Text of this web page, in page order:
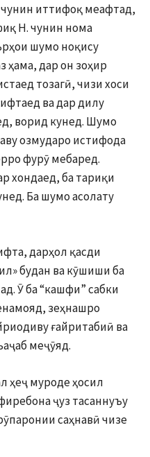
иттифоқ меафтад,
Н. чунин нома
шумо ноқису
ҳама, дар он зоҳир
тозагӣ, чизи хоси
ва дар дилу
ворид кунед. Шумо
озмударо истифода
фурӯ мебаред.
хондаед, ба тариқи
Ба шумо асолату
дарҳол қасди
будан ва кӯшиши ба
Ӯ ба “кашфи” сабки
зеҳнашро
ғайритабиӣ ва
меҷӯяд.
ҳеҷ муроде ҳосил
ҷуз тасаннуъу
саҳнавӣ чизе